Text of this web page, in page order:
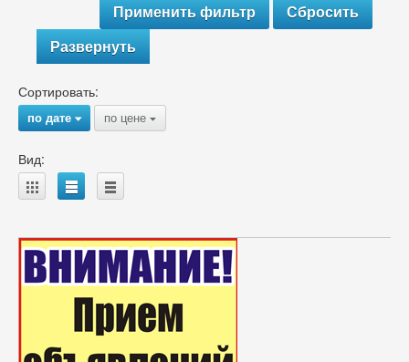
Развернуть
Сортировать:
по дате{ по цене {
Вид:
A B C